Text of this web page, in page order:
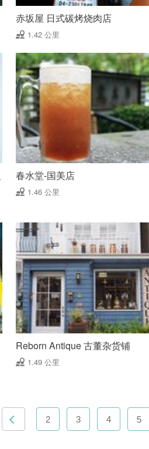
赤坂屋 日式碳烤烧肉店
1.42 公里
春水堂-国美店
1.46 公里
Reborn Antique 古董杂货铺
1.49 公里
2 3 4 5